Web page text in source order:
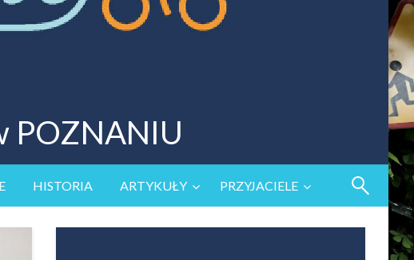
POZNANIU
HISTORIA ARTYKUŁY PRZYJACIELE